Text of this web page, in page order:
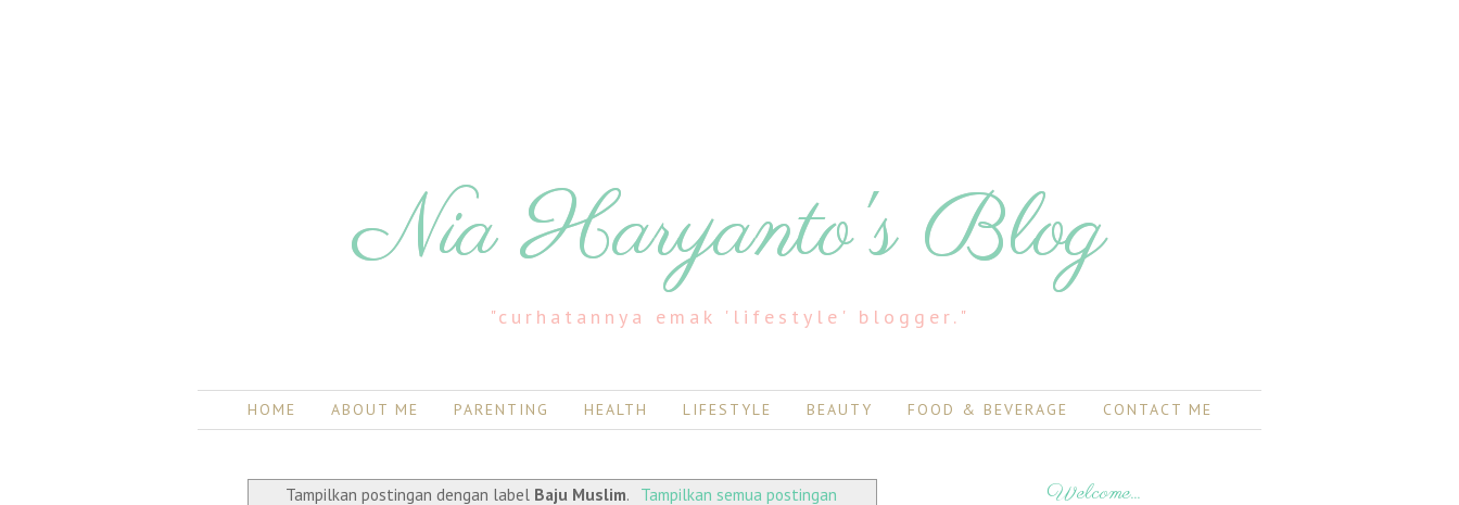
Nia Haryanto's Blog
"curhatannya emak 'lifestyle' blogger."
HOME ABOUT ME PARENTING HEALTH LIFESTYLE BEAUTY FOOD & BEVERAGE CONTACT ME
Tampilkan postingan dengan label Baju Muslim. Tampilkan semua postingan Welcome...